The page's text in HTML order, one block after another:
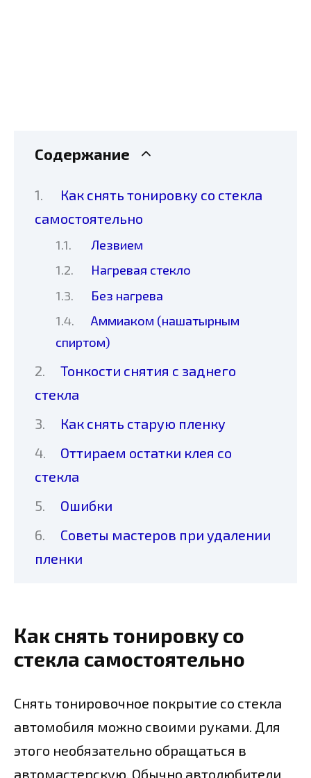
Содержание
Как снять тонировку со стекла
самостоятельно
Лезвием
Нагревая стекло
Без нагрева
Аммиаком (нашатырным
спиртом)
Тонкости снятия с заднего
стекла
Как снять старую пленку
Оттираем остатки клея со
стекла
Ошибки
Советы мастеров при удалении
пленки
Как снять тонировку со
стекла самостоятельно
Снять тонировочное покрытие со стекла
автомобиля можно своими руками. Для
этого необязательно обращаться в
автомастерскую. Обычно автолюбители